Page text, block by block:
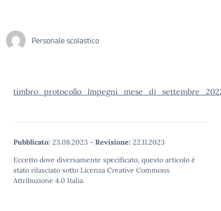
Personale scolastico
Pubblicato: 23.08.2023 - Revisione: 22.11.2023
Eccetto dove diversamente specificato, questo articolo è
stato rilasciato sotto Licenza Creative Commons
Attribuzione 4.0 Italia.